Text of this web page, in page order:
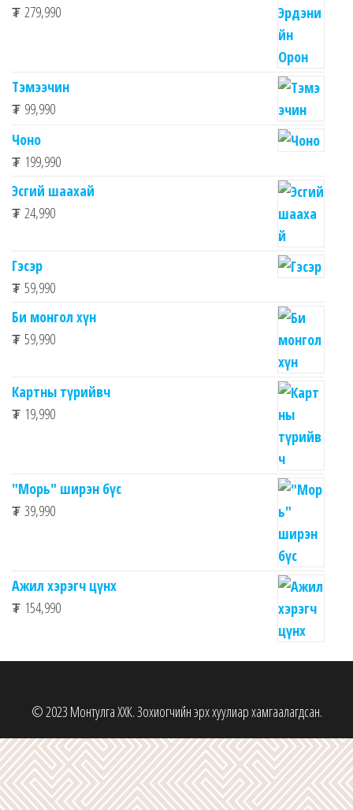
₮ 279,990
Тэмээчин
₮ 99,990
Чоно
₮ 199,990
Эсгий шаахай
₮ 24,990
Гэсэр
₮ 59,990
Би монгол хүн
₮ 59,990
Картны түрийвч
₮ 19,990
"Морь" ширэн бүс
₮ 39,990
Ажил хэрэгч цүнх
₮ 154,990
© 2023 Монтулга ХХК. Зохиогчийн эрх хуулиар хамгаалагдсан.